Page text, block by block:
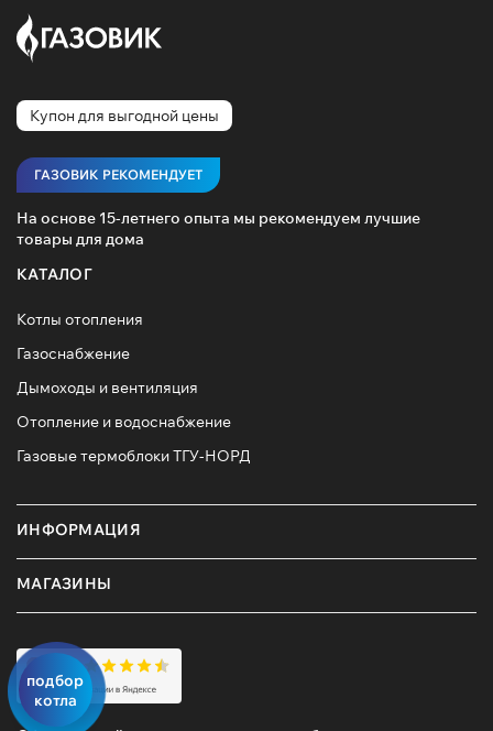
подбор
котла
Купон для выгодной цены
ГАЗОВИК РЕКОМЕНДУЕТ
На основе 15-летнего опыта мы рекомендуем лучшие
товары для дома
КАТАЛОГ
Котлы отопления
Газоснабжение
Дымоходы и вентиляция
Отопление и водоснабжение
Газовые термоблоки ТГУ-НОРД
ИНФОРМАЦИЯ
МАГАЗИНЫ